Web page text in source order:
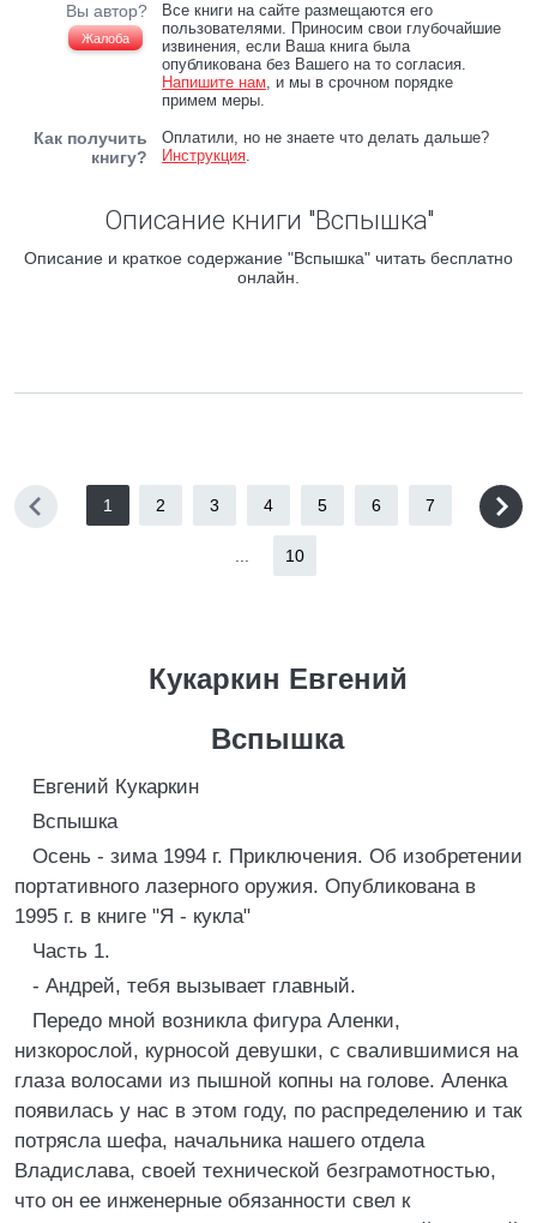
Вы автор?
Жалоба
Все книги на сайте размещаются его
пользователями. Приносим свои глубочайшие
извинения, если Ваша книга была
опубликована без Вашего на то согласия.
Напишите нам, и мы в срочном порядке
примем меры.
Как получить
книгу?
Оплатили, но не знаете что делать дальше?
Инструкция.
Описание книги "Вспышка"
Описание и краткое содержание "Вспышка" читать бесплатно
онлайн.
1 2 3 4 5 6 7
10
Кукаркин Евгений
Вспышка
Евгений Кукаркин
Вспышка
Осень - зима 1994 г. Приключения. Об изобретении
портативного лазерного оружия. Опубликована в
1995 г. в книге "Я - кукла"
Часть 1.
- Андрей, тебя вызывает главный.
Передо мной возникла фигура Аленки,
низкорослой, курносой девушки, с свалившимися на
глаза волосами из пышной копны на голове. Аленка
появилась у нас в этом году, по распределению и так
потрясла шефа, начальника нашего отдела
Владислава, своей технической безграмотностью,
что он ее инженерные обязанности свел к